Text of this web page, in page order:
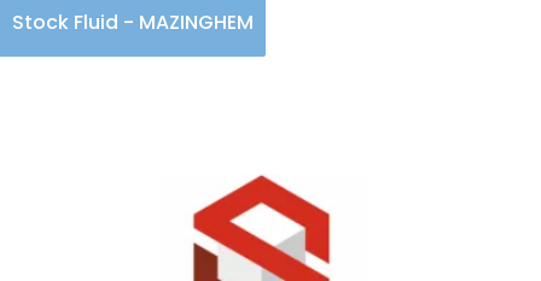
Stock Fluid - MAZINGHEM